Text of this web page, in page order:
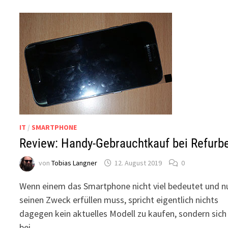
IT / SMARTPHONE
Review: Handy-Gebrauchtkauf bei
vonTobias Langner 12. August 2019 0
Wenn einem das Smartphone nicht viel bedeutet und
seinen Zweck erfüllen muss, spricht eigentlich nichts
dagegen kein aktuelles Modell zu kaufen, sondern sich